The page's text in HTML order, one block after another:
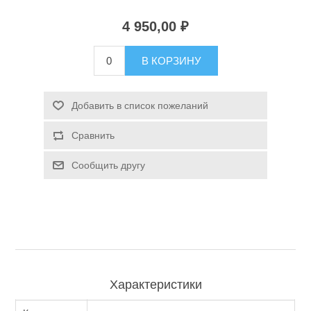
Туризм и Активный отдых
4 950,00 ₽
В КОРЗИНУ
Добавить в список пожеланий
Сравнить
Сообщить другу
Характеристики